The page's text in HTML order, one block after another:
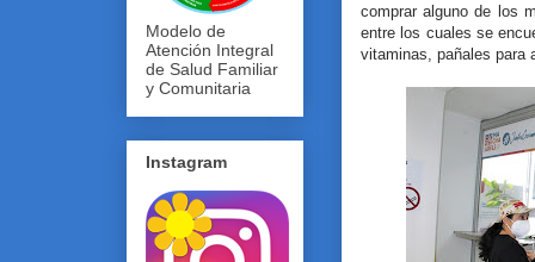
comprar alguno de los
entre los cuales se
vitaminas, pañales para
Modelo de
Atención Integral
de Salud Familiar
y Comunitaria
Instagram